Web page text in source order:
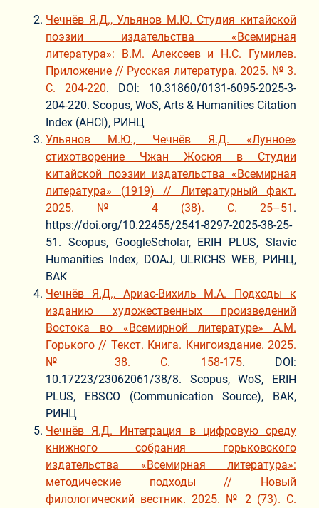
Чечнёв Я.Д., Ульянов М.Ю. Студия китайской
поэзии издательства «Всемирная
литература»: В.М. Алексеев и Н.С. Гумилев.
Приложение // Русская литература. 2025. № 3.
С. 204-220. DOI: 10.31860/0131-6095-2025-3-
204-220. Scopus, WoS, Arts & Humanities Citation
Index (AHCI), РИНЦ
Ульянов М.Ю., Чечнёв Я.Д. «Лунное»
стихотворение Чжан Жосюя в Студии
китайской поэзии издательства «Всемирная
литература» (1919) // Литературный факт.
2025. № 4 (38). С. 25–51 .
https://doi.org/10.22455/2541-8297-2025-38-25-
51. Scopus, GoogleScholar, ERIH PLUS, Slavic
Humanities Index, DOAJ, ULRICHS WEB, РИНЦ,
ВАК
Чечнёв Я.Д., Ариас-Вихиль М.А. Подходы к
изданию художественных произведений
Востока во «Всемирной литературе» А.М.
Горького // Текст. Книга. Книгоиздание. 2025.
№ 38. С. 158-175. DOI:
10.17223/23062061/38/8. Scopus, WoS, ERIH
PLUS, EBSCO (Communication Source), ВАК,
РИНЦ
Чечнёв Я.Д. Интеграция в цифровую среду
книжного собрания горьковского
издательства «Всемирная литература»:
методические подходы // Новый
филологический вестник. 2025. № 2 (73). С.